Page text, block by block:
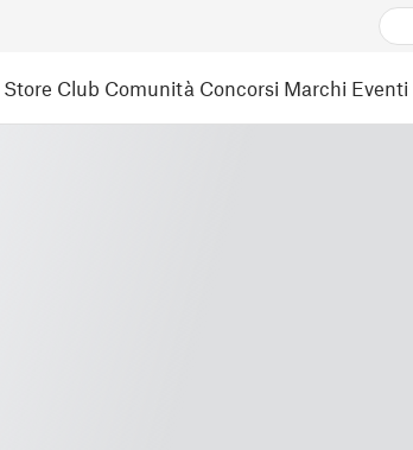
Store Club Comunità Concorsi Marchi Eventi